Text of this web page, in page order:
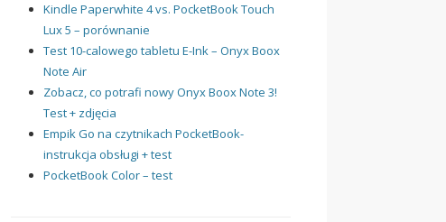
Kindle Paperwhite 4 vs. PocketBook Touch
Lux 5 – porównanie
Test 10-calowego tabletu E-Ink – Onyx Boox
Note Air
Zobacz, co potrafi nowy Onyx Boox Note 3!
Test + zdjęcia
Empik Go na czytnikach PocketBook-
instrukcja obsługi + test
PocketBook Color – test